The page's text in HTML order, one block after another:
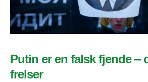
Putin er en falsk fjende ‒
frelser